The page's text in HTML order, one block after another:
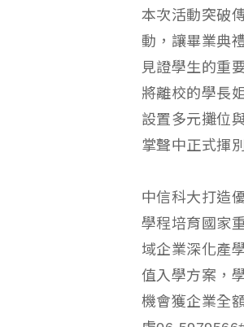
本次活動突破
動，讓畢業典
見證學生的重
將離校的學長
設置多元攤位
掌聲中正式揮
中信科大打造
學程培育國家
域企業深化產
值入學方案，
機會獲企業全